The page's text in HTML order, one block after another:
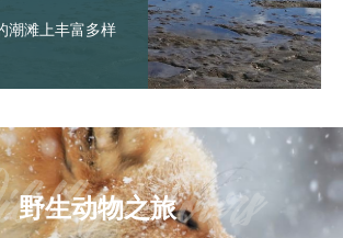
潮滩上丰富多样
野生动物之旅